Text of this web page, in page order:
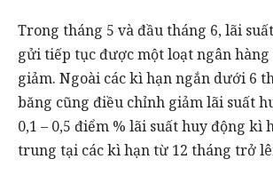
Trong tháng 5 và đầu tháng 6, lãi
gửi tiếp tục được một loạt ngân
giảm. Ngoài các kì hạn ngắn dưới 6
băng cũng điều chỉnh giảm lãi suất
0,1 – 0,5 điểm % lãi suất huy động kì
trung tại các kì hạn từ 12 tháng trở